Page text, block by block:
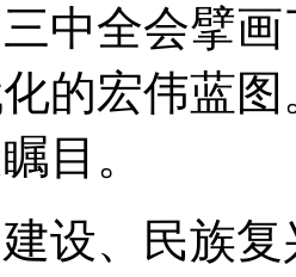
中全会擘
的宏伟蓝
目。
设、民族